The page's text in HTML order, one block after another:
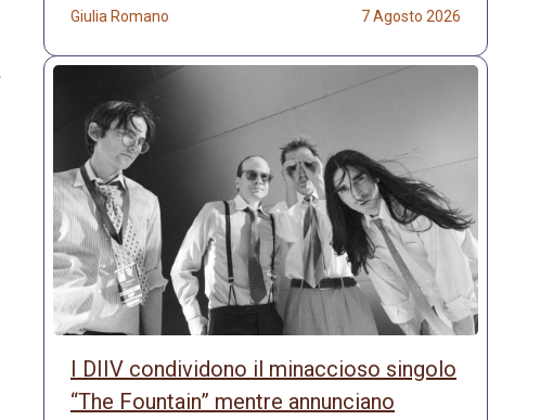
Giulia Romano 7 Agosto 2026
I DIIV condividono il minaccioso singolo
“The Fountain” mentre annunciano